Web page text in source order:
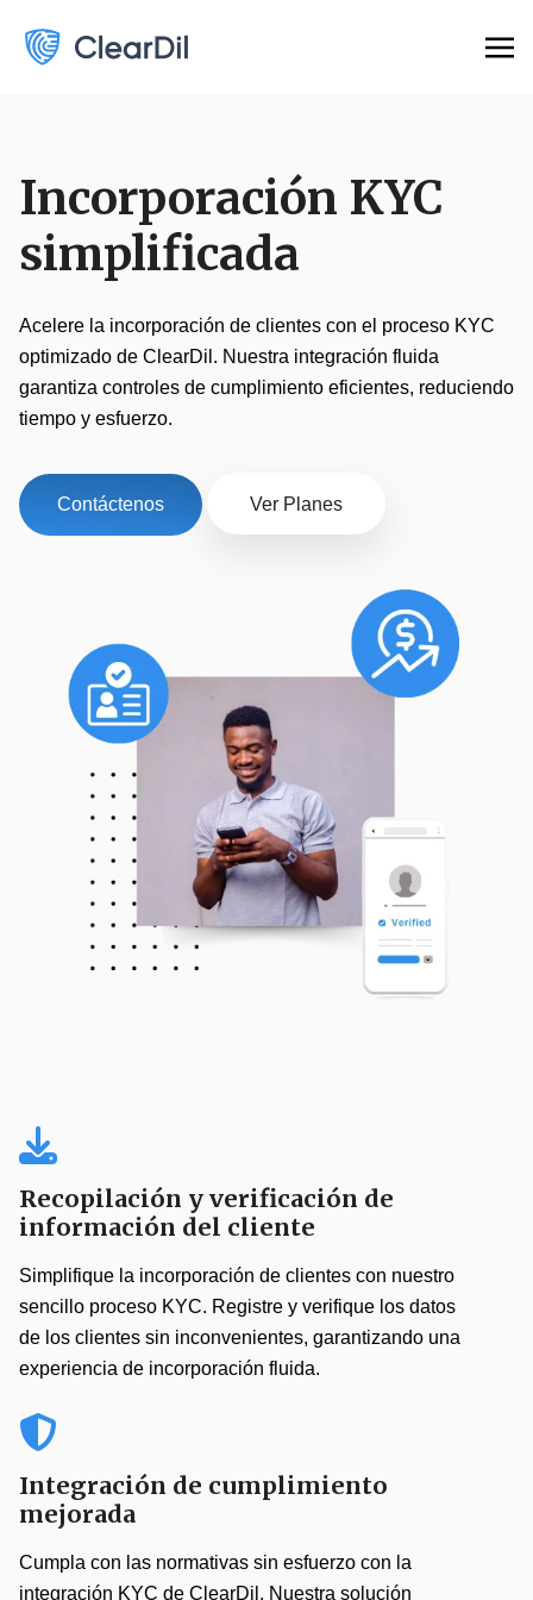
Incorporación KYC
simplificada
Acelere la incorporación de clientes con el proceso KYC
optimizado de ClearDil. Nuestra integración fluida
garantiza controles de cumplimiento eficientes, reduciendo
tiempo y esfuerzo.
Contáctenos Ver Planes
Recopilación y verificación de
información del cliente
Simplifique la incorporación de clientes con nuestro
sencillo proceso KYC. Registre y verifique los datos
de los clientes sin inconvenientes, garantizando una
experiencia de incorporación fluida.
Integración de cumplimiento
mejorada
Cumpla con las normativas sin esfuerzo con la
integración KYC de ClearDil. Nuestra solución